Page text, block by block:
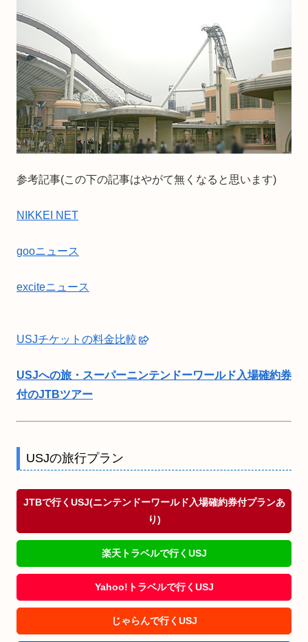
参考記事(この下の記事はやがて無くなると思います)
NIKKEI NET
gooニュース
exciteニュース
USJチケットの料金比較
USJへの旅・スーパーニンテンドーワールド入場確約券
付のJTBツアー
USJの旅行プラン
JTBで行くUSJ(ニンテンドーワールド入場確約券付プランあ
り)
楽天トラベルで行くUSJ
Yahoo!トラベルで行くUSJ
じゃらんで行くUSJ